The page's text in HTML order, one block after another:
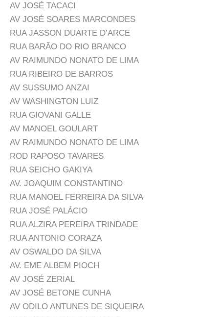
AV JOSÉ TACACI
AV JOSÉ SOARES MARCONDES
RUA JASSON DUARTE D’ARCE
RUA BARÃO DO RIO BRANCO
AV RAIMUNDO NONATO DE LIMA
RUA RIBEIRO DE BARROS
AV SUSSUMO ANZAI
AV WASHINGTON LUIZ
RUA GIOVANI GALLE
AV MANOEL GOULART
AV RAIMUNDO NONATO DE LIMA
ROD RAPOSO TAVARES
RUA SEICHO GAKIYA
AV. JOAQUIM CONSTANTINO
RUA MANOEL FERREIRA DA SILVA
RUA JOSÉ PALÁCIO
RUA ALZIRA PEREIRA TRINDADE
RUA ANTONIO CORAZA
AV OSWALDO DA SILVA
AV. EME ALBEM PIOCH
AV JOSÉ ZERIAL
AV JOSÉ BETONE CUNHA
AV ODILO ANTUNES DE SIQUEIRA